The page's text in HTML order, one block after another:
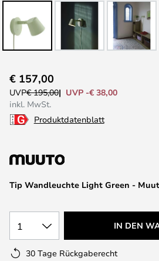
Anfang
der
Bildgalerie
springen
Tip Wandleuchte Light Green -
€ 157,00
UVP€ 195,00
UVP -€ 38,00
inkl. MwSt.
Produktdatenblatt
1 IN DEN
30 Tage Rückgaberecht